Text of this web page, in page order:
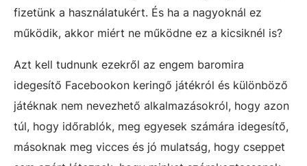
fizetünk a használatukért. És ha a nagyoknál ez
működik, akkor miért ne működne ez a kicsiknél is?
Azt kell tudnunk ezekről az engem baromira
idegesítő Facebookon keringő játékról és különböző
játéknak nem nevezhető alkalmazásokról, hogy azon
túl, hogy időrablók, meg egyesek számára idegesítő,
másoknak meg vicces és jó mulatság, hogy cseppet